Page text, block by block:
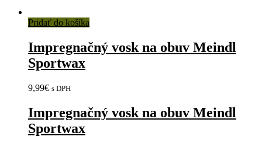
Pridať do košíka
Impregnačný vosk na obuv Meindl
Sportwax
9,99€ s DPH
Impregnačný vosk na obuv Meindl
Sportwax